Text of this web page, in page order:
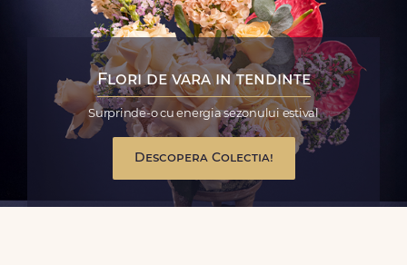
Flori de vara in tendinte
Surprinde-o cu energia sezonului estival
Descopera Colectia!